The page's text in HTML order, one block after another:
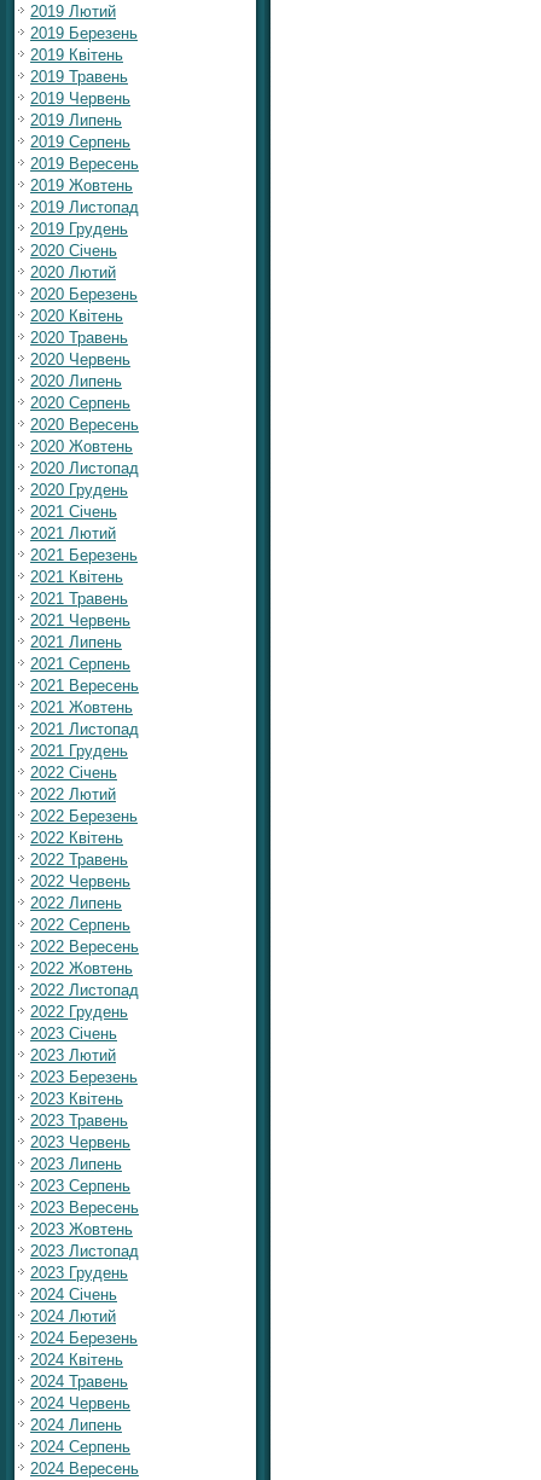
2019 Лютий
2019 Березень
2019 Квітень
2019 Травень
2019 Червень
2019 Липень
2019 Серпень
2019 Вересень
2019 Жовтень
2019 Листопад
2019 Грудень
2020 Січень
2020 Лютий
2020 Березень
2020 Квітень
2020 Травень
2020 Червень
2020 Липень
2020 Серпень
2020 Вересень
2020 Жовтень
2020 Листопад
2020 Грудень
2021 Січень
2021 Лютий
2021 Березень
2021 Квітень
2021 Травень
2021 Червень
2021 Липень
2021 Серпень
2021 Вересень
2021 Жовтень
2021 Листопад
2021 Грудень
2022 Січень
2022 Лютий
2022 Березень
2022 Квітень
2022 Травень
2022 Червень
2022 Липень
2022 Серпень
2022 Вересень
2022 Жовтень
2022 Листопад
2022 Грудень
2023 Січень
2023 Лютий
2023 Березень
2023 Квітень
2023 Травень
2023 Червень
2023 Липень
2023 Серпень
2023 Вересень
2023 Жовтень
2023 Листопад
2023 Грудень
2024 Січень
2024 Лютий
2024 Березень
2024 Квітень
2024 Травень
2024 Червень
2024 Липень
2024 Серпень
2024 Вересень